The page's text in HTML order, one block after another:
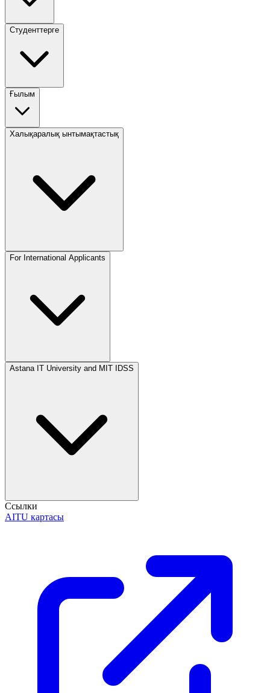
Студенттерге
Ғылым
Халықаралық ынтымақтастық
For International Applicants
Astana IT University and MIT IDSS
Ссылки
AITU картасы